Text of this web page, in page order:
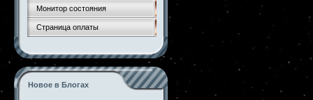
Монитор состояния
Страница оплаты
Новое в Блогах